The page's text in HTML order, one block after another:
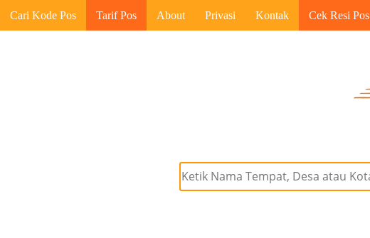
Cari Kode Pos Tarif Pos About Privasi Kontak Cek Resi Pos